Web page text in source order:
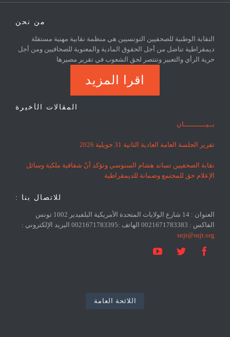
من نحن
النقابة الوطنية للصحفيين التونسيين هي منظمة نقابية مهنية مستقلة
ديمقراطية تناضل من أجل الحقوق المادية والمعنوية للصحافيين ومن أجل
حرية الرأي والتعبير وتنتصر لحق الشعوب في تقرير مصيرها
اقرا المزيد
المقالات الأخيرة
بــيـــــــــــان
تقرير الجلسة العامة العادية الثانية 31 جويلية 2026
نقابة الصحفيين تساند هشام السنوسي وتؤكد أنّ شفافية ملكية وسائل
الإعلام حق للمجتمع وضمانة للديمقراطية
للاتصال بنا :
العنوان : 14 شارع الولايات المتحدة الأمريكية البلفيدير 1002 تونس
الفاكس : 0021671783383 الهاتف :0021671783395 البريد الإلكتروني :
snjt@snjt.org



اللائحة العامة